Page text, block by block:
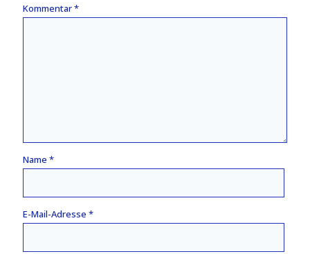
Kommentar*
Name *
E-Mail-Adresse *